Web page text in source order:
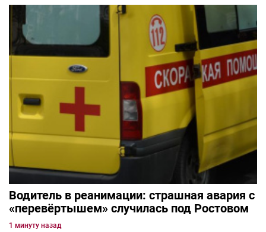
Водитель в реанимации: страшная авария с
«перевёртышем» случилась под Ростовом
1 минуту назад